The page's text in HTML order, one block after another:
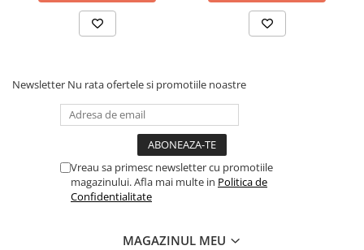
Newsletter Nu rata ofertele si promotiile noastre
Vreau sa primesc newsletter cu promotiile
magazinului. Afla mai multe in Politica de
Confidentialitate
MAGAZINUL MEU